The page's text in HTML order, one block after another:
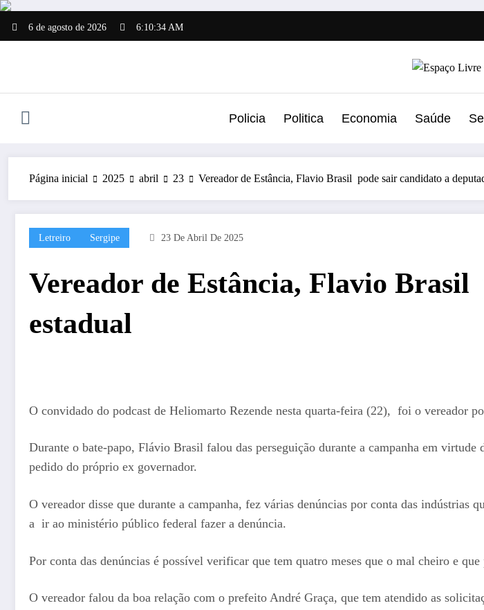
Pular
para
o
6 de agosto de 2026 6:10:34 AM
Policia Politica Economia Saúde
Página inicial 2025 abril 23 Vereador de Estância, Flavio Brasil pode sair candidato a
Letreiro Sergipe 23 De Abril De 2025
Vereador de Estância, Flavio
estadual
O convidado do podcast de Heliomarto Rezende nesta quarta-feira (22), foi o vereador
Durante o bate-papo, Flávio Brasil falou das perseguição durante a campanha em
pedido do próprio ex governador.
O vereador disse que durante a campanha, fez várias denúncias por conta das
a ir ao ministério público federal fazer a denúncia.
Por conta das denúncias é possível verificar que tem quatro meses que o mal cheiro e
O vereador falou da boa relação com o prefeito André Graça, que tem atendido as